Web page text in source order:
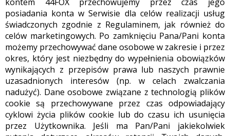
posiadania konta w Serwisie dla celów realizacji usług
świadczonych zgodnie z Regulaminem, jak również do
celów marketingowych. Po zamknięciu Pana/Pani konta
możemy przechowywać dane osobowe w zakresie i przez
okres, który jest niezbędny do wypełnienia obowiązków
wynikających z przepisów prawa lub naszych prawnie
uzasadnionych interesów (np. w celach zwalczania
nadużyć). Dane osobowe związane z technologią plików
cookie są przechowywane przez czas odpowiadający
cyklowi życia plików cookie lub do czasu ich usunięcia
przez Użytkownika. Jeśli ma Pan/Pani jakiekolwiek